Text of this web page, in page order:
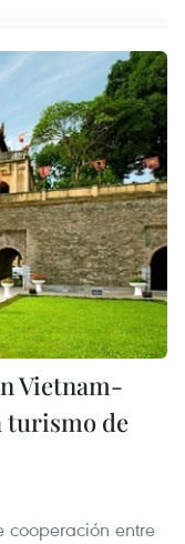
Vietnam-
turismo de
cooperación entre